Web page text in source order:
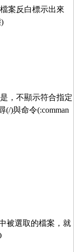
案反白標示出來
，不顯示符合指定
(/)與命令(:comman
被選取的檔案，就